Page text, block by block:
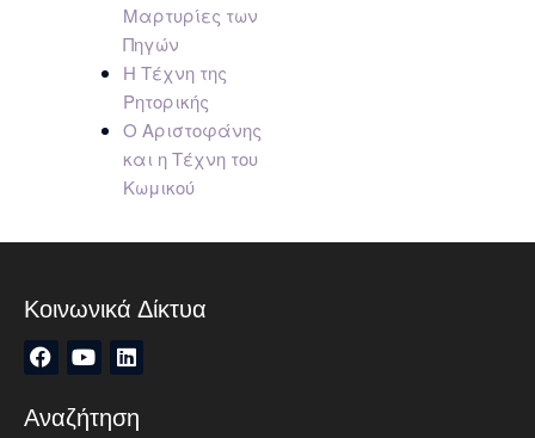
Μαρτυρίες των
Πηγών
Η Τέχνη της
Ρητορικής
Ο Αριστοφάνης
και η Τέχνη του
Κωμικού
Κοινωνικά Δίκτυα
Αναζήτηση